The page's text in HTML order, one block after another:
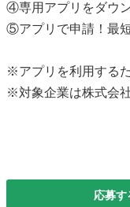
④専用アプリをダウ
⑤アプリで申請！最
※アプリを利用する
※対象企業は株式会
応募す